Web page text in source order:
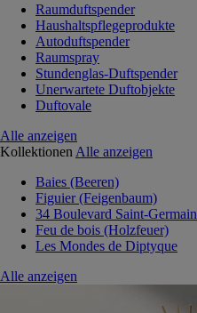
Raumduftspender
Haushaltspflegeprodukte
Autoduftspender
Raumspray
Stundenglas-Duftspender
Unerwartete Duftobjekte
Duftovale
Alle anzeigen
Kollektionen Alle anzeigen
Baies (Beeren)
Figuier (Feigenbaum)
34 Boulevard Saint-Germain
Feu de bois (Holzfeuer)
Les Mondes de Diptyque
Alle anzeigen